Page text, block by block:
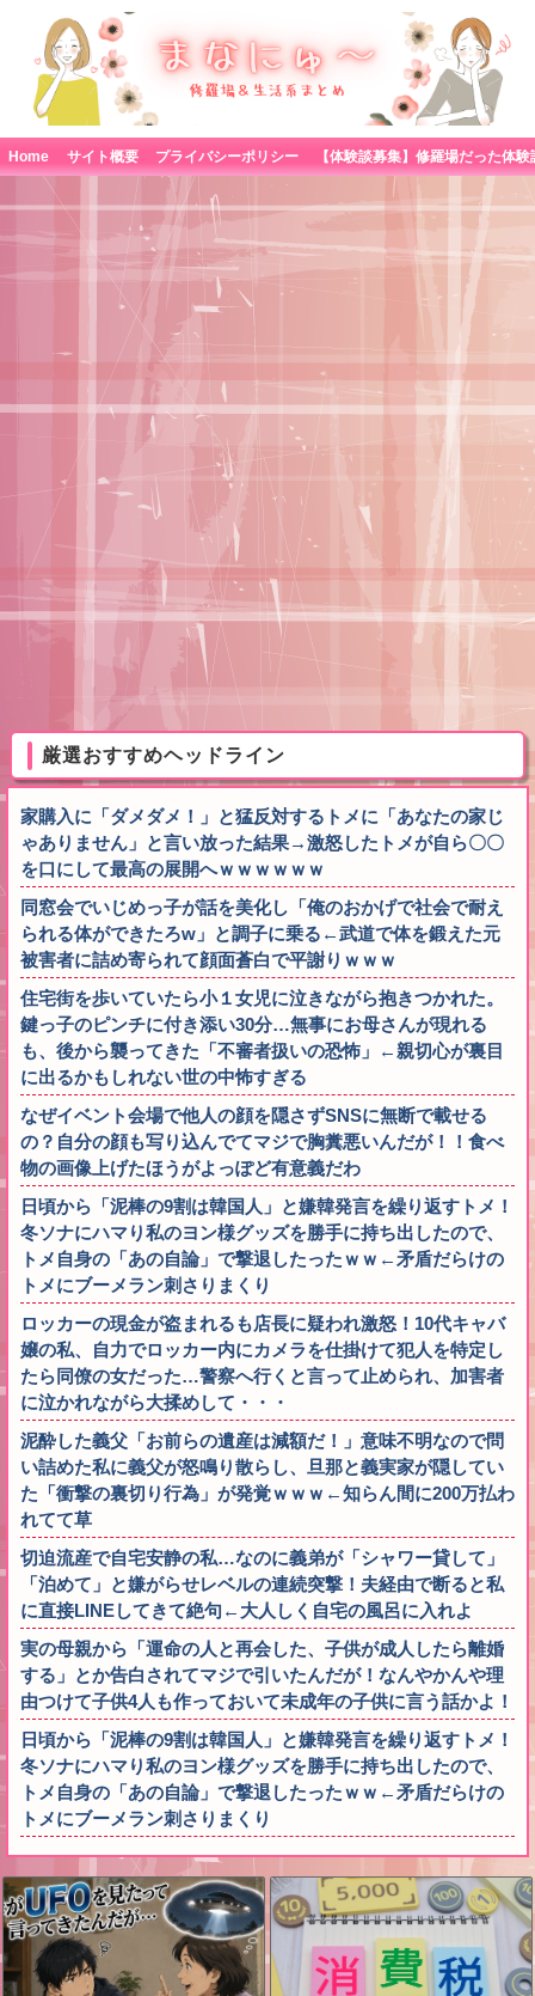
Home サイト概要 プライバシーポリシー
厳選おすすめヘッドライン
家購入に「ダメダメ！」と猛反対するトメに「あなたの家じ
ゃありません」と言い放った結果→激怒したトメが自ら〇〇
を口にして最高の展開へｗｗｗｗｗｗ
同窓会でいじめっ子が話を美化し「俺のおかげで社会で耐え
られる体ができたろw」と調子に乗る←武道で体を鍛えた元
被害者に詰め寄られて顔面蒼白で平謝りｗｗｗ
住宅街を歩いていたら小１女児に泣きながら抱きつかれた。
鍵っ子のピンチに付き添い30分…無事にお母さんが現れる
も、後から襲ってきた「不審者扱いの恐怖」←親切心が裏目
に出るかもしれない世の中怖すぎる
なぜイベント会場で他人の顔を隠さずSNSに無断で載せる
の？自分の顔も写り込んでてマジで胸糞悪いんだが！！食べ
物の画像上げたほうがよっぽど有意義だわ
日頃から「泥棒の9割は韓国人」と嫌韓発言を繰り返すトメ！
冬ソナにハマり私のヨン様グッズを勝手に持ち出したので、
トメ自身の「あの自論」で撃退したったｗｗ←矛盾だらけの
トメにブーメラン刺さりまくり
ロッカーの現金が盗まれるも店長に疑われ激怒！10代キャバ
嬢の私、自力でロッカー内にカメラを仕掛けて犯人を特定し
たら同僚の女だった…警察へ行くと言って止められ、加害者
に泣かれながら大揉めして・・・
泥酔した義父「お前らの遺産は減額だ！」意味不明なので問
い詰めた私に義父が怒鳴り散らし、旦那と義実家が隠してい
た「衝撃の裏切り行為」が発覚ｗｗｗ←知らん間に200万払わ
れてて草
切迫流産で自宅安静の私…なのに義弟が「シャワー貸して」
「泊めて」と嫌がらせレベルの連続突撃！夫経由で断ると私
に直接LINEしてきて絶句←大人しく自宅の風呂に入れよ
実の母親から「運命の人と再会した、子供が成人したら離婚
する」とか告白されてマジで引いたんだが！なんやかんや理
由つけて子供4人も作っておいて未成年の子供に言う話かよ！
日頃から「泥棒の9割は韓国人」と嫌韓発言を繰り返すトメ！
冬ソナにハマり私のヨン様グッズを勝手に持ち出したので、
トメ自身の「あの自論」で撃退したったｗｗ←矛盾だらけの
トメにブーメラン刺さりまくり